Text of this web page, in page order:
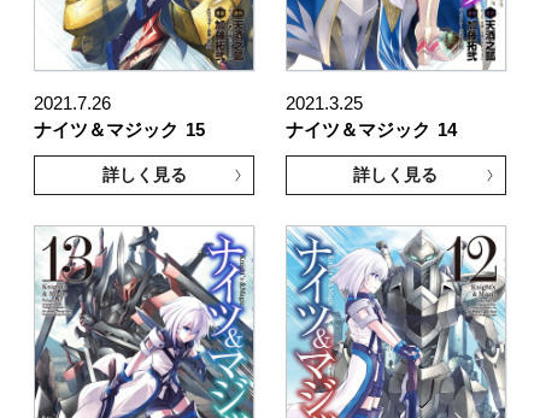
2021.7.26
ナイツ＆マジック 15
詳しく見る
2021.3.25
ナイツ＆マジック 14
詳しく見る